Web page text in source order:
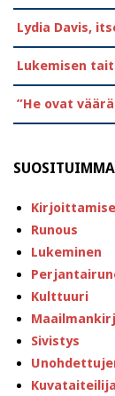
Lydia Davis,
Lukemisen
”He ovat
Runous
Lukeminen
Kulttuuri
Sivistys